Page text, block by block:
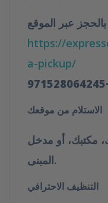
https://
a-pickup/
الاستلام من موقعك
مكتبك، أو مدخل
المبنى.
التنظيف الاحترافي